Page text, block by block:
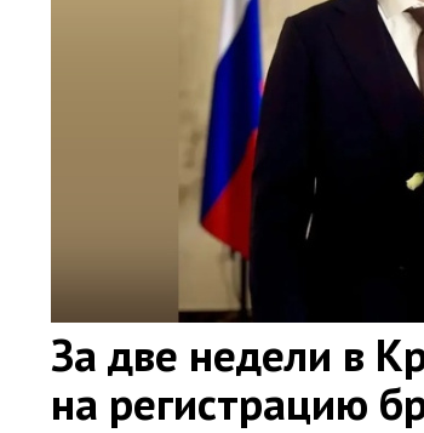
За две недели в
на регистрацию